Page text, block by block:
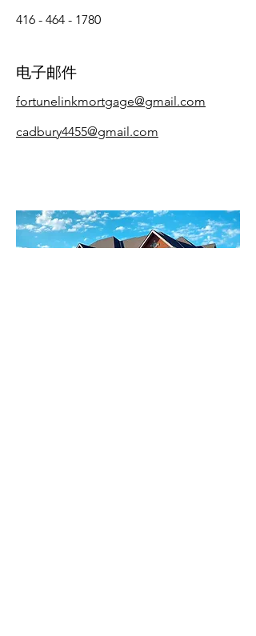
416 - 464 - 1780
电子邮件
fortunelinkmortgage@gmail.com
cadbury4455@gmail.com